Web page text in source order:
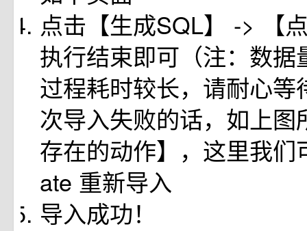
点击【生成SQL】 -> 【
执行结束即可（注：数据
过程耗时较长，请耐心等
次导入失败的话，如上图
存在的动作】，这里我们
ate 重新导入
导入成功！